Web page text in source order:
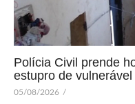
Polícia Civil prende
estupro de
05/08/2026 /